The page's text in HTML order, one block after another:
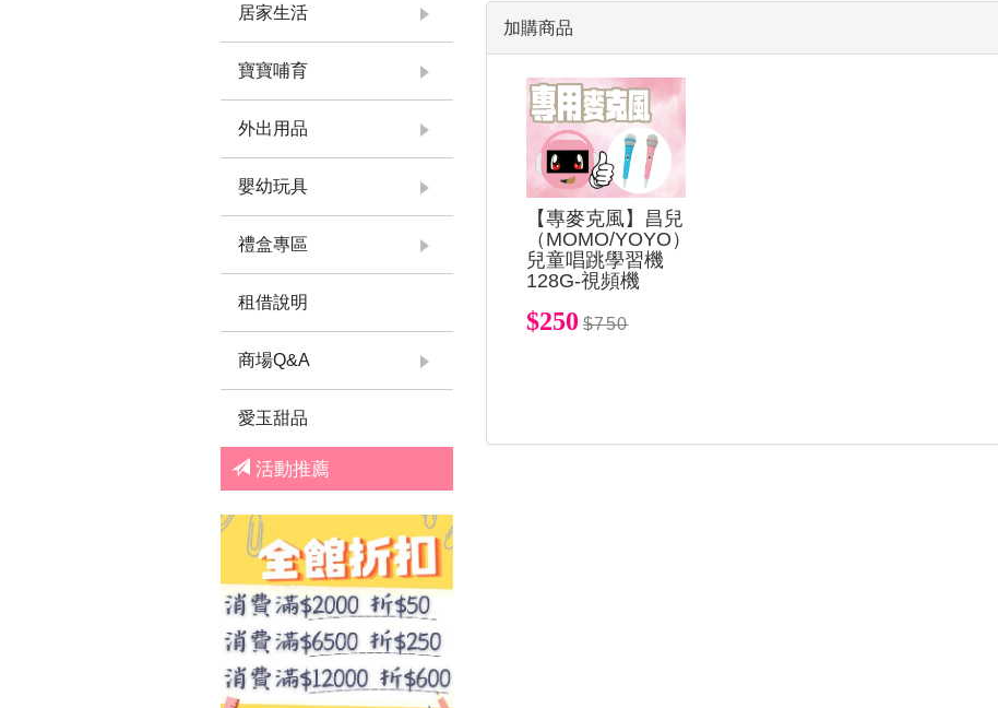
居家生活
寶寶哺育
外出用品
嬰幼玩具
禮盒專區
租借說明
商場Q&A
愛玉甜品
活動推薦
加購商品
【專麥克風】昌兒
（MOMO/YOYO）
兒童唱跳學習機
128G-視頻機
$250 $750